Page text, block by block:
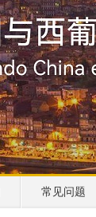
常见问题